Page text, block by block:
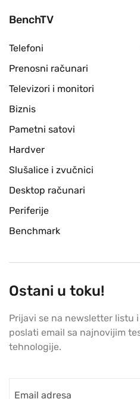
BenchTV
Telefoni
Prenosni računari
Televizori i monitori
Biznis
Pametni satovi
Hardver
Slušalice i zvučnici
Desktop računari
Periferije
Benchmark
Ostani u toku!
Prijavi se na newsletter listu
poslati email sa najnovijim
tehnologije.